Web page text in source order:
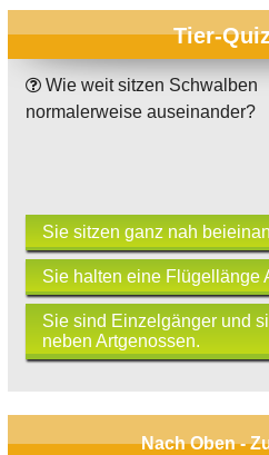
Tier-
Wie weit sitzen Schwalben
normalerweise auseinander?
Sie sitzen ganz nah
Sie halten eine Flügellänge
Sie sind Einzelgänger und
neben Artgenossen.
Nach Oben -